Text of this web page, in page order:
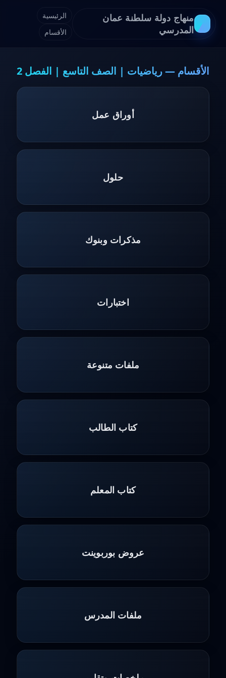
منهاج دولة سلطنة عمان
المدرسي
الرئيسية
الأقسام
الأقسام — رياضيات | الصف التاسع | الفصل 2
أوراق عمل
حلول
مذكرات وبنوك
اختبارات
ملفات متنوعة
كتاب الطالب
كتاب المعلم
عروض بوربوينت
ملفات المدرس